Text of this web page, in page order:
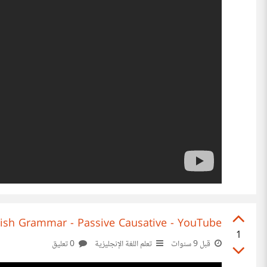
1
Grammar - Passive Causative - YouTube
قبل 9 سنوات تعلم اللغة الإنجليزية